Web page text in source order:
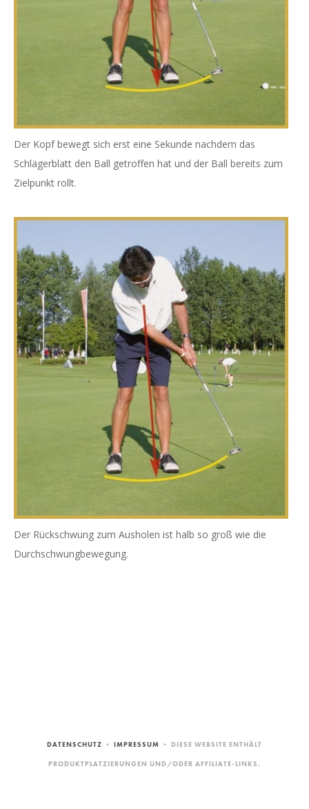
Der Kopf bewegt sich erst eine Sekunde nachdem das
Schlägerblatt den Ball getroffen hat und der Ball bereits zum
Zielpunkt rollt.
Der Rückschwung zum Ausholen ist halb so groß wie die
Durchschwungbewegung.
DATENSCHUTZ • IMPRESSUM • DIESE WEBSITE ENTHÄLT
PRODUKTPLATZIERUNGEN UND/ODER AFFILIATE-LINKS.